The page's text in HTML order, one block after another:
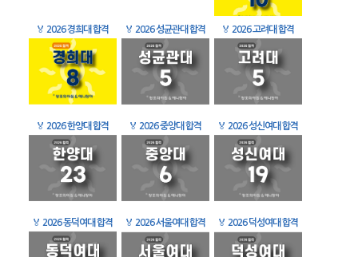
🏅 2026 경희대 합격 🏅 2026 성균관대 합격 🏅 2026 고려대 합격
🏅 2026 한양대 합격 🏅 2026 중앙대 합격 🏅 2026 성신여대 합격
🏅 2026 동덕여대 합격 🏅 2026 서울여대 합격 🏅 2026 덕성여대 합격